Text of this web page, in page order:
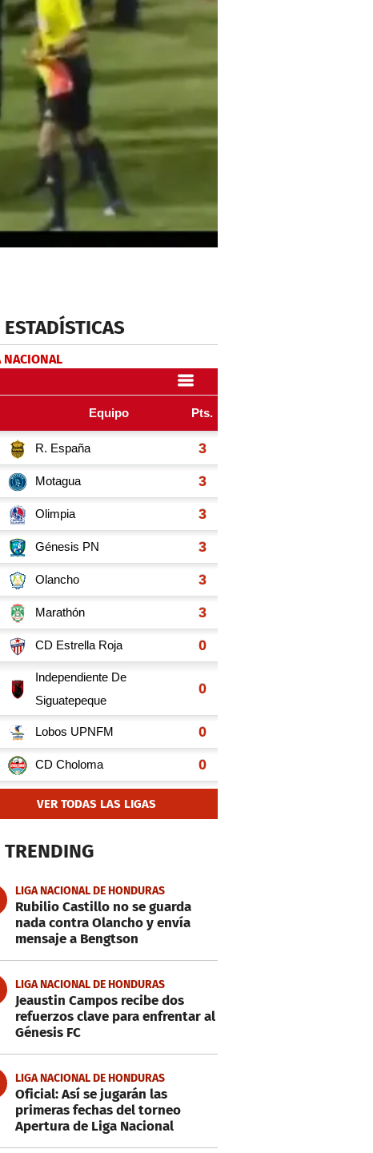
ESTADÍSTICAS
NACIONAL
VER TODAS LAS LIGAS
TRENDING
LIGA NACIONAL DE HONDURAS
Rubilio Castillo no se guarda
nada contra Olancho y envía
mensaje a Bengtson
LIGA NACIONAL DE HONDURAS
Jeaustin Campos recibe dos
refuerzos clave para enfrentar al
Génesis FC
LIGA NACIONAL DE HONDURAS
Oficial: Así se jugarán las
primeras fechas del torneo
Apertura de Liga Nacional